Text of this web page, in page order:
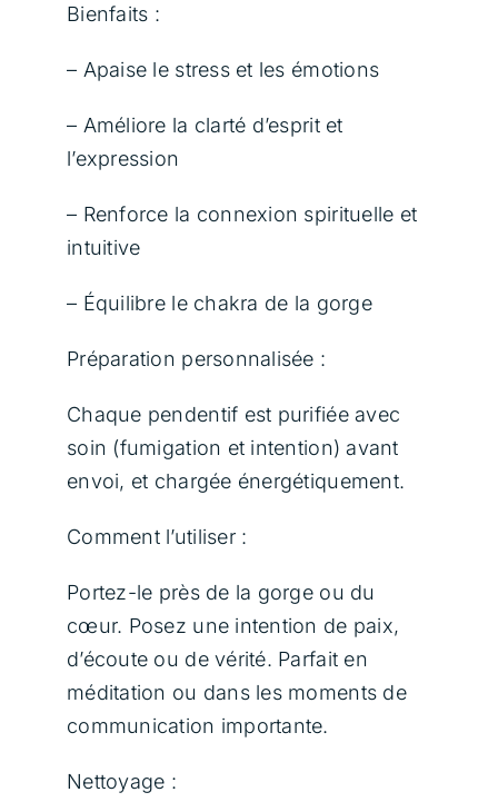
l’Océan
pureté
et
sérénité
des
eaux
!
marine
naturelle
la
douceur
pureté
des
calmes.
favorise
la
paix
intérieure,
clarté
mentale
et
facilite
la
sincère,
:
Bienfaits :
– Apaise le stress et les émotions
– Améliore la clarté d’esprit et
l’expression
– Renforce la connexion spirituelle et
intuitive
– Équilibre le chakra de la gorge
Préparation personnalisée :
Chaque pendentif est purifiée avec
soin (fumigation et intention) avant
envoi, et chargée énergétiquement.
Comment l’utiliser :
Portez-le près de la gorge ou du
cœur. Posez une intention de paix,
d’écoute ou de vérité. Parfait en
méditation ou dans les moments de
communication importante.
Nettoyage :